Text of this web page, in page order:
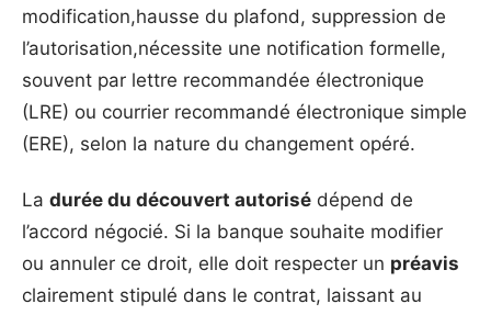
modification,hausse du plafond, suppression de
l’autorisation,nécessite une notification formelle,
souvent par lettre recommandée électronique
(LRE) ou courrier recommandé électronique simple
(ERE), selon la nature du changement opéré.
La durée du découvert autorisé dépend de
l’accord négocié. Si la banque souhaite modifier
ou annuler ce droit, elle doit respecter un préavis
clairement stipulé dans le contrat, laissant au